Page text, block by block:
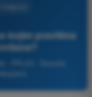
kojim pravilima